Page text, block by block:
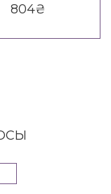
Detox Peeling
804₴